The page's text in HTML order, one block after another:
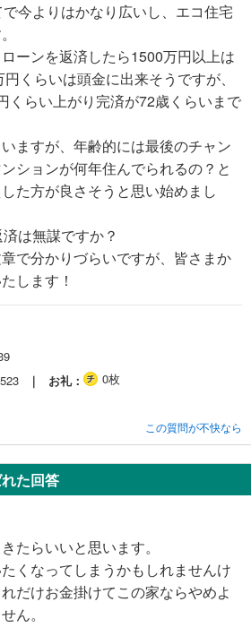
今よりはかなり広いし、エコ住宅
ーンを返済したら1500万円以上は
くらいは頭金に出来そうですが、
くらい上がり完済が72歳くらいまで
ますが、年齢的には最後のチャン
ションが何年住んでられるの？と
た方が良さそうと思い始めまし
は無謀ですか？
で分かりづらいですが、皆さまか
します！
お礼
0枚
この質問が不快なら
た回答
たらいいと思います。
くなってしまうかもしれませんけ
だけお金掛けてこの家ならやめよ
ん。